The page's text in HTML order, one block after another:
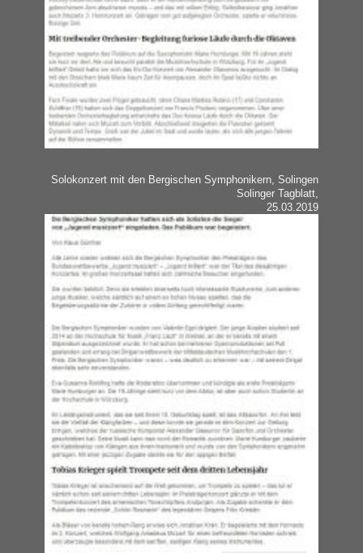
Solokonzert mit den Bergischen Symphonikern, Solingen
Solinger Tagblatt,
25.03.2019